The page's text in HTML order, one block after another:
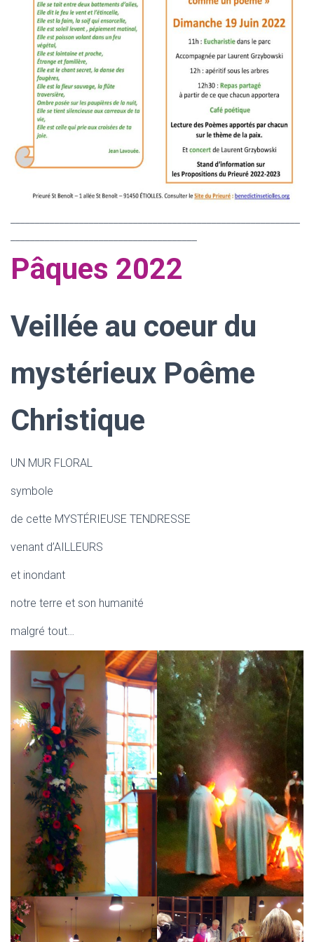
Pâques 2022
Veillée au coeur du
mystérieux Poême
Christique
UN MUR FLORAL
symbole
de cette MYSTÉRIEUSE TENDRESSE
venant d’AILLEURS
et inondant
notre terre et son humanité
malgré tout…